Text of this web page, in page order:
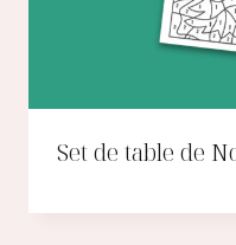
Set de table de